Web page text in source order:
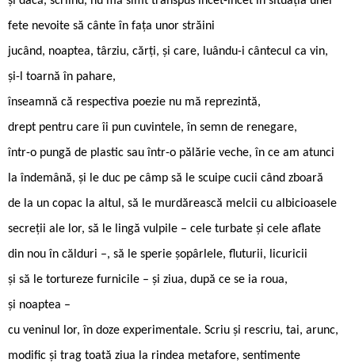
fete nevoite să cânte în fața unor străini
jucând, noaptea, târziu, cărți, și care, luându-i cântecul ca vin,
și-l toarnă în pahare,
înseamnă că respectiva poezie nu mă reprezintă,
drept pentru care îi pun cuvintele, în semn de renegare,
într-o pungă de plastic sau într-o pălărie veche, în ce am atunci
la îndemână, și le duc pe câmp să le scuipe cucii când zboară
de la un copac la altul, să le murdărească melcii cu albicioasele
secreții ale lor, să le lingă vulpile – cele turbate și cele aflate
din nou în călduri –, să le sperie șopârlele, fluturii, licuricii
și să le tortureze furnicile – și ziua, după ce se ia roua,
și noaptea –
cu veninul lor, în doze experimentale. Scriu și rescriu, tai, arunc,
modific și trag toată ziua la rindea metafore, sentimente